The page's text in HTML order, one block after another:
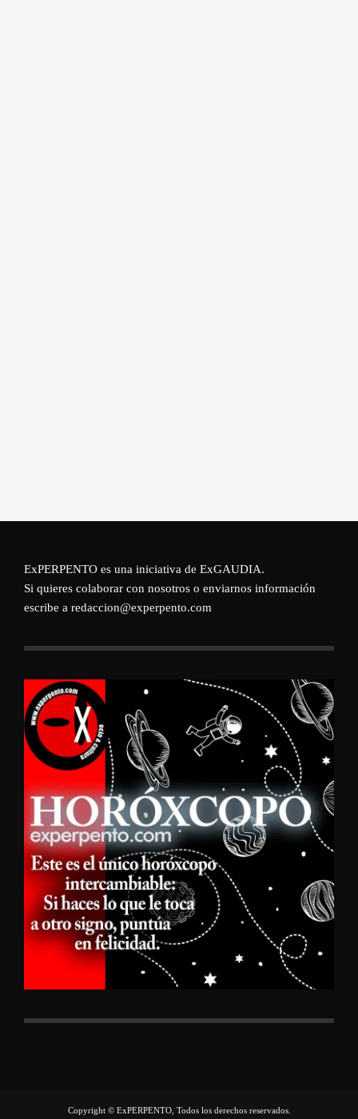
ExPERPENTO es una iniciativa de ExGAUDIA.
Si quieres colaborar con nosotros o enviarnos información
escribe a redaccion@experpento.com
Copyright © ExPERPENTO, Todos los derechos reservados.